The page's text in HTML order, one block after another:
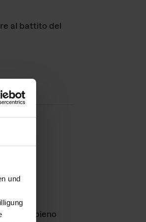
und
al battito del
in pieno